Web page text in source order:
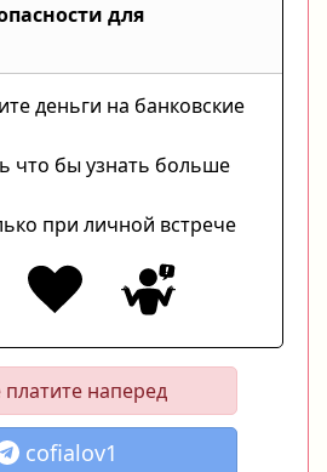
для
деньги на банковские
что бы узнать больше
при личной встрече
платите наперед
cofialov1